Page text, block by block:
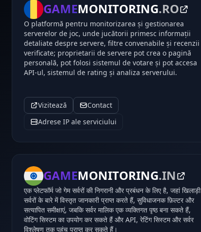
GAMEMONITORING.RO
O platformă pentru monitorizarea și gestionarea
serverelor de joc, unde jucătorii primesc informații
detaliate despre servere, filtre convenabile și recenzii
verificate; proprietarii de servere pot crea o pagină
personală, pot folosi sistemul de votare și pot accesa
API-ul, sistemul de rating și analiza serverului.
Vizitează
Contact
Adrese IP ale serviciului
GAMEMONITORING.IN
एक प्लेटफॉर्म जो गेम सर्वरों की निगरानी और प्रबंधन के लिए है, जहां खिलाड़ी
सर्वरों के बारे में विस्तृत जानकारी प्राप्त करते हैं, सुविधाजनक फ़िल्टर और
सत्यापित समीक्षाएं, जबकि सर्वर मालिक एक व्यक्तिगत पृष्ठ बना सकते हैं,
वोटिंग सिस्टम का उपयोग कर सकते हैं और API, रेटिंग सिस्टम और सर्वर
विश्लेषण तक पहुंच प्राप्त कर सकते हैं।